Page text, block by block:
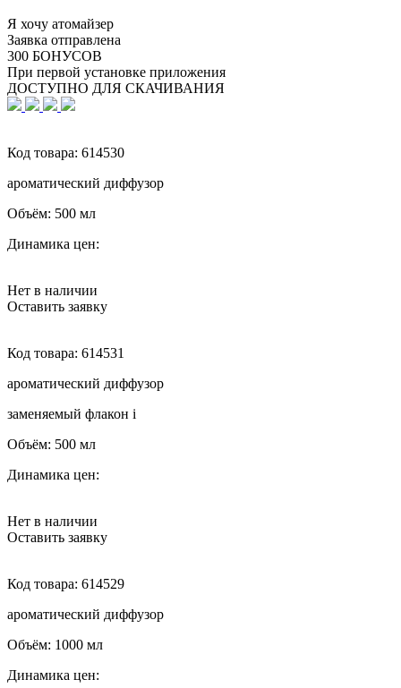
Я хочу атомайзер
Заявка отправлена
300 БОНУСОВ
При первой установке приложения
ДОСТУПНО ДЛЯ СКАЧИВАНИЯ
Код товара: 614530
ароматический диффузор
Объём: 500 мл
Динамика цен:
Нет в наличии
Оставить заявку
Код товара: 614531
ароматический диффузор
заменяемый флакон i
Объём: 500 мл
Динамика цен:
Нет в наличии
Оставить заявку
Код товара: 614529
ароматический диффузор
Объём: 1000 мл
Динамика цен: